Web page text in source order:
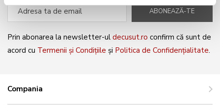
ABONEAZĂ-TE
Prin abonarea la newsletter-ul decusut.ro confirm că sunt de
acord cu Termenii și Condițiile și Politica de Confidențialitate.
Compania